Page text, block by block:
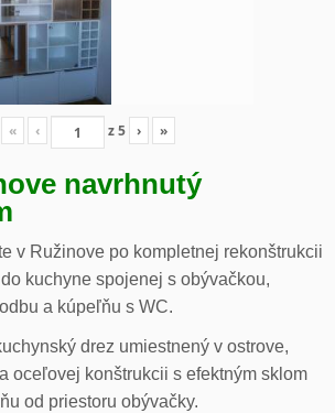
« ‹ z5 › »
navrhnutý
v Ružinove po kompletnej rekonštrukcii
kuchyne spojenej s obývačkou,
a kúpeľňu s WC.
drez umiestnený v ostrove,
oceľovej konštrukcii s efektným sklom
od priestoru obývačky.